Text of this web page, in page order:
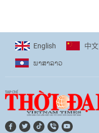
English 中文
ພາ​ສາ​ລາວ